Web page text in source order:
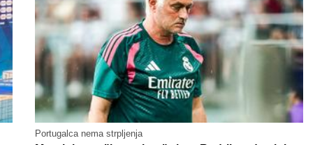
Portugalca nema strpljenja